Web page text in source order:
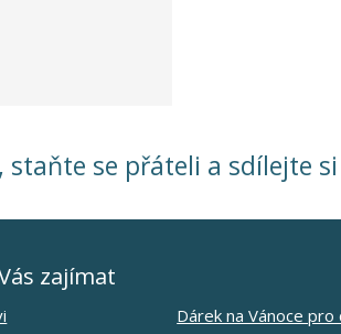
, staňte se přáteli a sdílejte
zajímat
Dárek na Vánoce pro